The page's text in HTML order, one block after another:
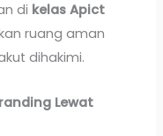
di kelas Apict
ruang aman
dihakimi.
Lewat